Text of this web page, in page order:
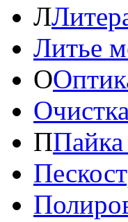
Л
Литье
О
Очистка
ППайка